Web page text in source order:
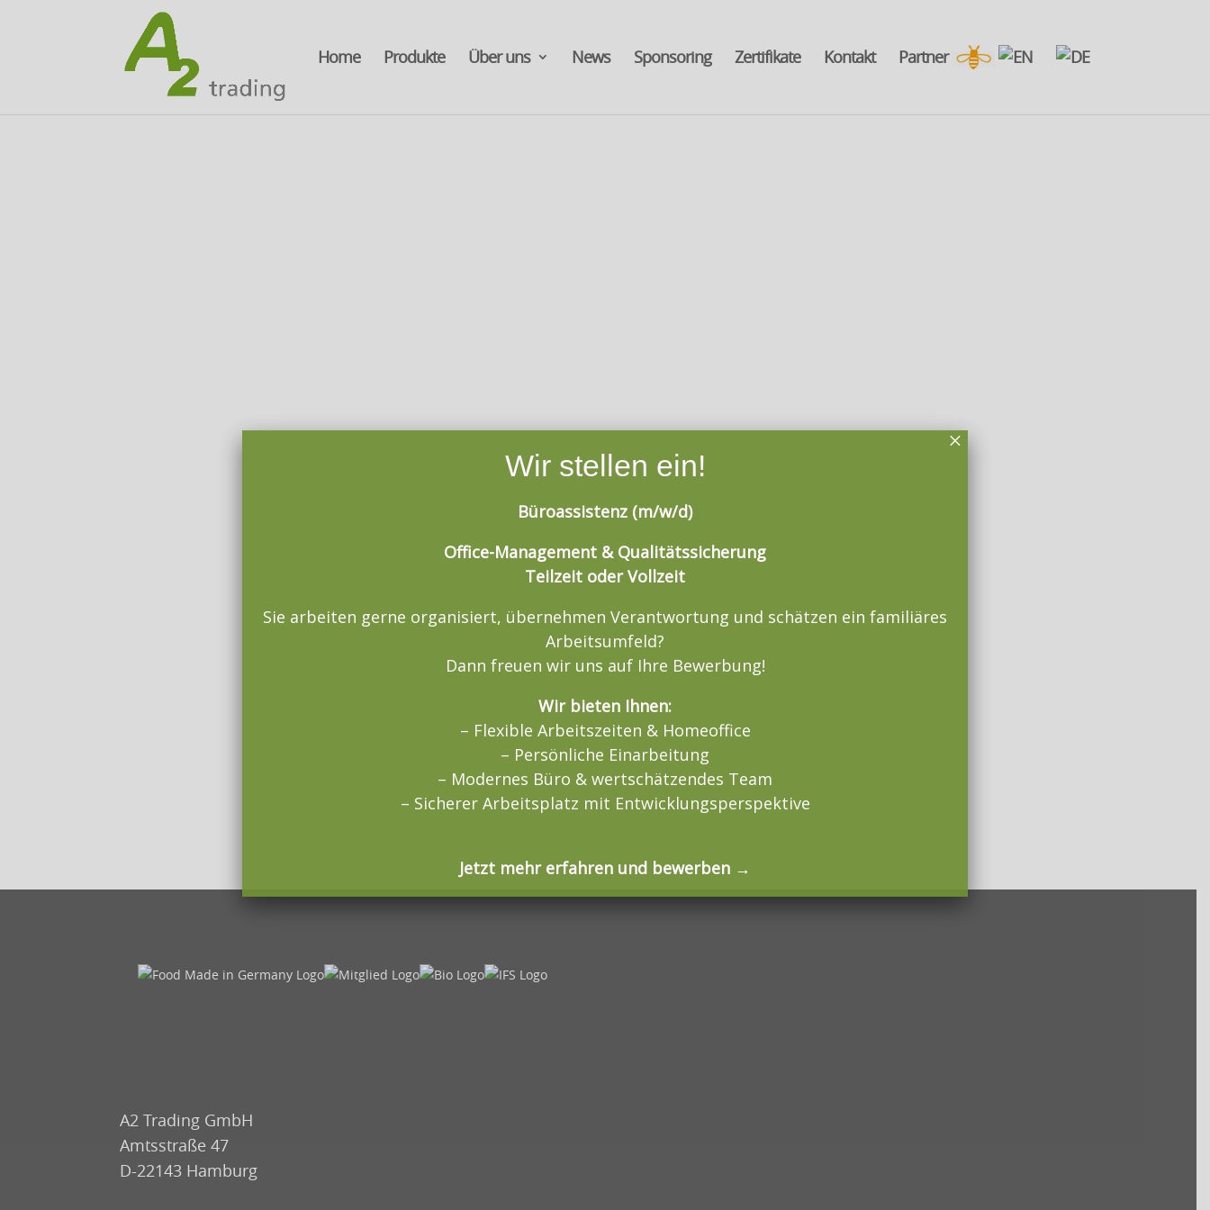
Home Produkte Über uns News Sponsoring Zertifikate Kontakt Partner .
A2 Trading GmbH
Amtsstraße 47
D-22143 Hamburg
Wir stellen ein!
Büroassistenz (m/w/d)
Office-Management & Qualitätssicherung
Teilzeit oder Vollzeit
Sie arbeiten gerne organisiert, übernehmen Verantwortung und schätzen ein familiäres
Arbeitsumfeld?
Dann freuen wir uns auf Ihre Bewerbung!
Wir bieten Ihnen:
– Flexible Arbeitszeiten & Homeoffice
– Persönliche Einarbeitung
– Modernes Büro & wertschätzendes Team
– Sicherer Arbeitsplatz mit Entwicklungsperspektive
Jetzt mehr erfahren und bewerben →
×